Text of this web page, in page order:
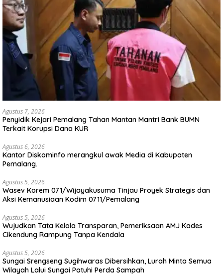
Agustus 7, 2026
Penyidik Kejari Pemalang Tahan Mantan Mantri Bank BUMN
Terkait Korupsi Dana KUR
Agustus 6, 2026
Kantor Diskominfo merangkul awak Media di Kabupaten
Pemalang.
Agustus 5, 2026
Wasev Korem 071/Wijayakusuma Tinjau Proyek Strategis dan
Aksi Kemanusiaan Kodim 0711/Pemalang
Agustus 5, 2026
Wujudkan Tata Kelola Transparan, Pemeriksaan AMJ Kades
Cikendung Rampung Tanpa Kendala
Agustus 5, 2026
Sungai Srengseng Sugihwaras Dibersihkan, Lurah Minta Semua
Wilayah Lalui Sungai Patuhi Perda Sampah